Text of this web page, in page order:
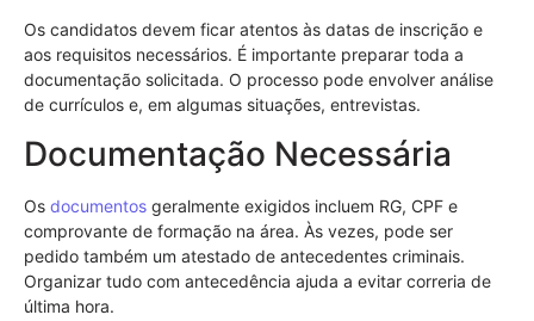
Os candidatos devem ficar atentos às datas de inscrição e
aos requisitos necessários. É importante preparar toda a
documentação solicitada. O processo pode envolver análise
de currículos e, em algumas situações, entrevistas.
Documentação Necessária
Os documentos geralmente exigidos incluem RG, CPF e
comprovante de formação na área. Às vezes, pode ser
pedido também um atestado de antecedentes criminais.
Organizar tudo com antecedência ajuda a evitar correria de
última hora.